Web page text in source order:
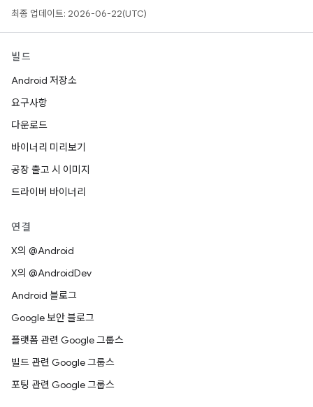
최종 업데이트: 2026-06-22(UTC)
빌드
Android 저장소
요구사항
다운로드
바이너리 미리보기
공장 출고 시 이미지
드라이버 바이너리
연결
X의 @Android
X의 @AndroidDev
Android 블로그
Google 보안 블로그
플랫폼 관련 Google 그룹스
빌드 관련 Google 그룹스
포팅 관련 Google 그룹스